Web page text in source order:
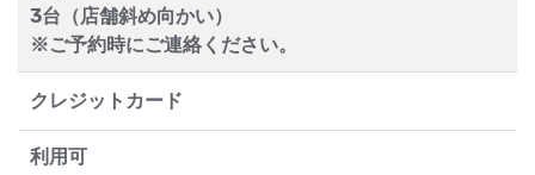
3台（店舗斜め向かい）
※ご予約時にご連絡ください。
クレジットカード
利用可